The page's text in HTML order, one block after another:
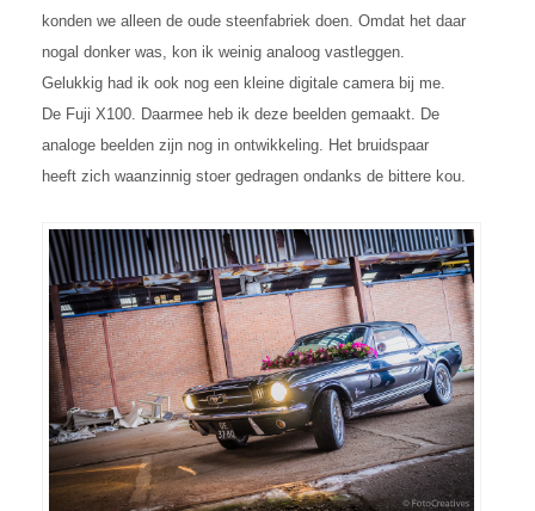
konden we alleen de oude steenfabriek doen. Omdat het daar
nogal donker was, kon ik weinig analoog vastleggen.
Gelukkig had ik ook nog een kleine digitale camera bij me.
De Fuji X100. Daarmee heb ik deze beelden gemaakt. De
analoge beelden zijn nog in ontwikkeling. Het bruidspaar
heeft zich waanzinnig stoer gedragen ondanks de bittere kou.